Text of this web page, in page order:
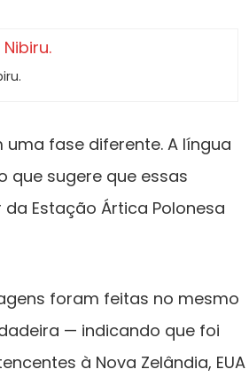
fase diferente. A língua
que sugere que essas
Estação Ártica Polonesa
foram feitas no mesmo
— indicando que foi
à Nova Zelândia, EUA